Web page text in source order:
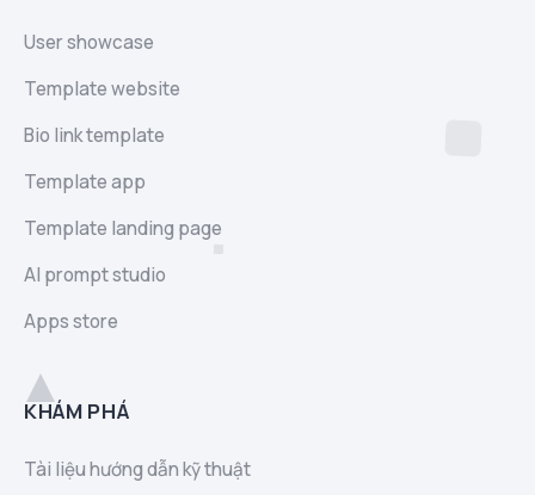
User showcase
Template website
Bio link template
Template app
Template landing page
AI prompt studio
Apps store
KHÁM PHÁ
Tài liệu hướng dẫn kỹ thuật